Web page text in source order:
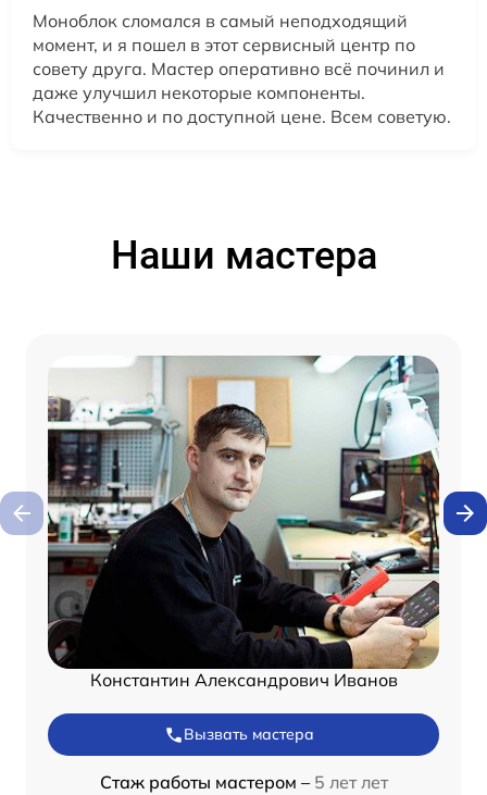
Моноблок сломался в самый неподходящий
момент, и я пошел в этот сервисный центр по
совету друга. Мастер оперативно всё починил и
даже улучшил некоторые компоненты.
Качественно и по доступной цене. Всем советую.
Наши мастера
Константин Александрович Иванов
Вызвать мастера
Стаж работы мастером – 5 лет лет